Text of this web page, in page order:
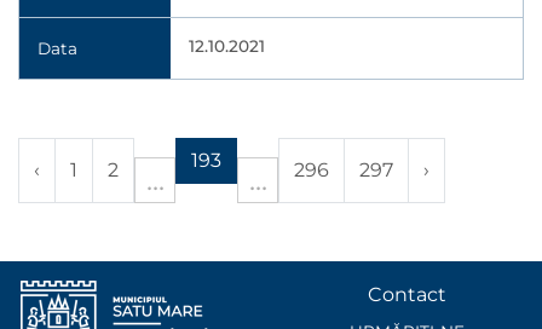
Data 12.10.2021
‹ 1 2 193 296 297 ›
Contact